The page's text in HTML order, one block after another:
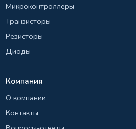
Микроконтроллеры
Транзисторы
Резисторы
Диоды
Компания
О компании
Контакты